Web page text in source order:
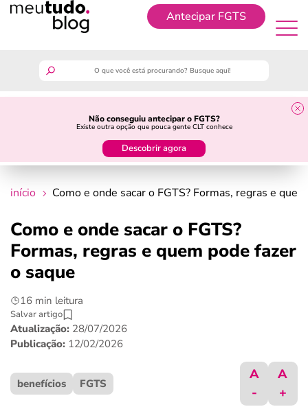
Antecipar FGTS
Não conseguiu antecipar o FGTS?
Existe outra opção que pouca gente CLT conhece
Descobrir agora
Antecipar FGTS
guia do trabalhador
crédito fácil
últimas notícias
ferramentas
início Como e onde sacar o FGTS? Formas, regras e
Como e onde sacar o FGTS?
Formas, regras e quem pode fazer
o saque
16 min leitura
Salvar artigo
Atualização: 28/07/2026
Publicação: 12/02/2026
benefícios FGTS
A
-
A
+